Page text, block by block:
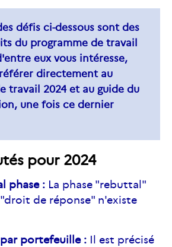
défis ci-dessous sont des
du programme de travail
eux vous intéresse,
directement au
travail 2024 et au guide du
une fois ce dernier
pour 2024
phase : La phase "rebuttal"
de réponse" n'existe
portefeuille : Il est précisé